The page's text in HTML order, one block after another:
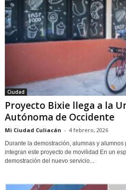
Ciudad
Proyecto Bixie llega a la
Autónoma de Occidente
Mi Ciudad Culiacán - 4 febrero, 2026
Durante la demostración, alumnas y
integran este proyecto de movilidad En un
demostración del nuevo servicio...